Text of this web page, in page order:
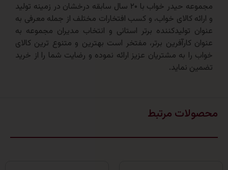
مجموعه حیدر خواب با ۲۰ سال سابقه درخشان در زمینه تولید
کالای خواب، و کسب افتخارات مختلف از جمله معرفی به
تولیدکننده برتر استانی و انتخاب مدیران مجموعه به
برتر، مفتخر است بهترین و متنوع ترین کالای
به مشتریان عزیز ارائه نموده و رضایت شما را از خرید
نماید.
مرتبط